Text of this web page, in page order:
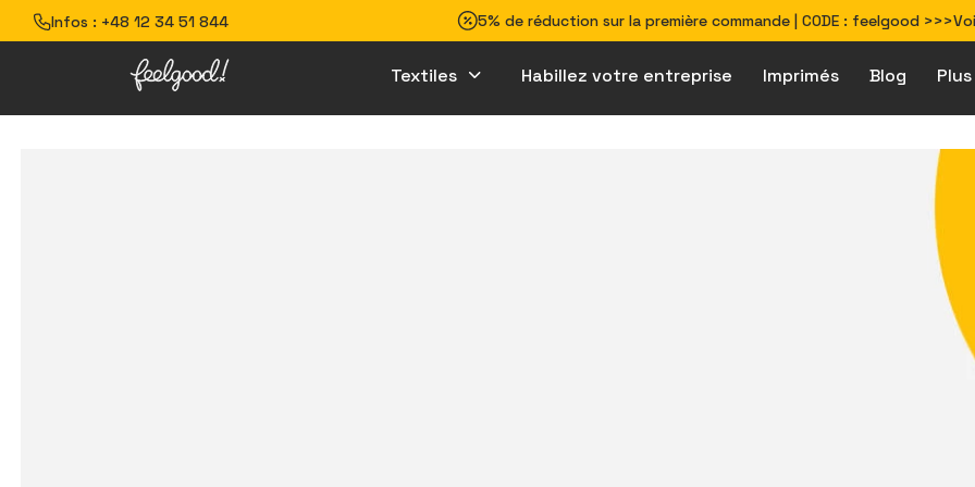
Infos : +48 12 34 51 844 5% de réduction sur la première commande | CODE : feelgood
Textiles Habillez votre entreprise Imprimés Blog Plus